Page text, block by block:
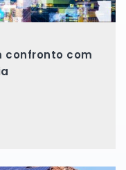
confronto com